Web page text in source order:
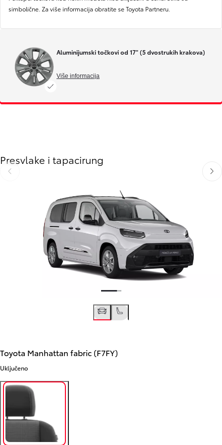
simbolične. Za više informacija obratite se Toyota Partneru.
Aluminijumski točkovi od 17" (5 dvostrukih krakova)
Više informacija
Presvlake i tapacirung
Slide Previous
Toyota Manhattan fabric (F7FY)
Uključeno